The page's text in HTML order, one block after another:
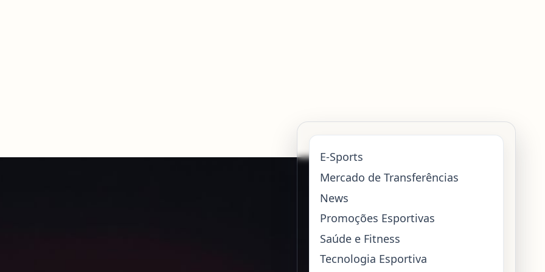
E-Sports
Mercado de Transferências
News
Promoções Esportivas
Saúde e Fitness
Tecnologia Esportiva